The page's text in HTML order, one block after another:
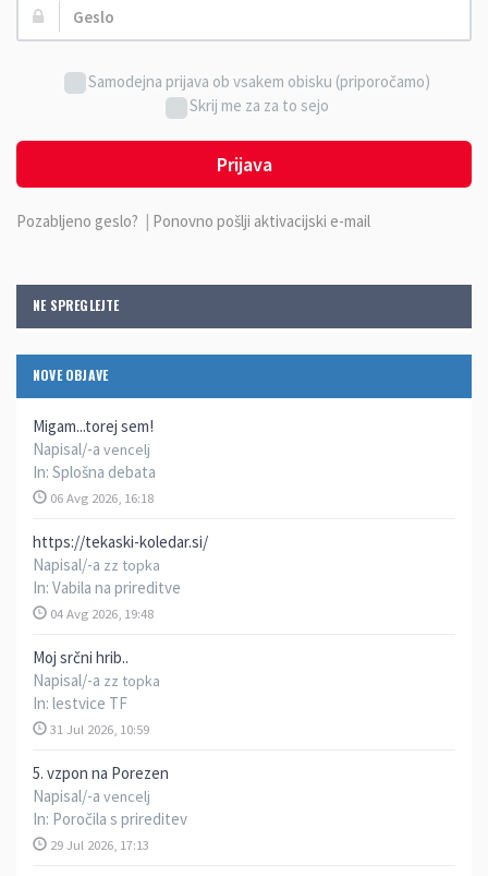
NE SPREGLEJTE
NOVE OBJAVE
Migam...torej sem!
Napisal/-a vencelj
In: Splošna debata
06 Avg 2026, 16:18
https://tekaski-koledar.si/
Napisal/-a zz topka
In: Vabila na prireditve
04 Avg 2026, 19:48
Moj srčni hrib..
Napisal/-a zz topka
In: lestvice TF
31 Jul 2026, 10:59
5. vzpon na Porezen
Napisal/-a vencelj
In: Poročila s prireditev
29 Jul 2026, 17:13
Geslo:
Samodejna prijava ob vsakem obisku (priporočamo)
Skrij me za za to sejo
Prijava
Pozabljeno geslo? | Ponovno pošlji aktivacijski e-mail